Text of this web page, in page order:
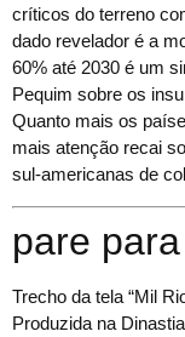
críticos do terreno
dado revelador é a
60% até 2030 é um
Pequim sobre os
Quanto mais os
mais atenção recai
sul-americanas de
pare
Trecho da tela “Mil
Produzida na